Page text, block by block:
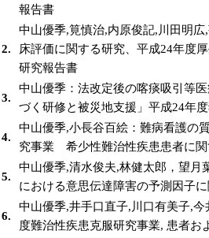
報告書
2.
中山優季,筧慎治,内原俊記,川田明
床評価に関する研究、平成24年度
研究報告書
3.
中山優季：法改定後の喀痰吸引等
づく研修と被災地支援」平成24年
4.
中山優季,小長谷百絵：難病看護の
究事業 希少性難治性疾患患者に関
5.
中山優季,清水俊夫,林健太郎，望月
における意思伝達障害の予測因子
6.
中山優季,井手口直子,川口有美子,
度難治性疾患克服研究事業, 患者お